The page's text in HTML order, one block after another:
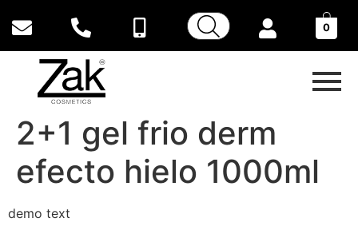
0
2+1 gel frio derm
efecto hielo 1000ml
demo text